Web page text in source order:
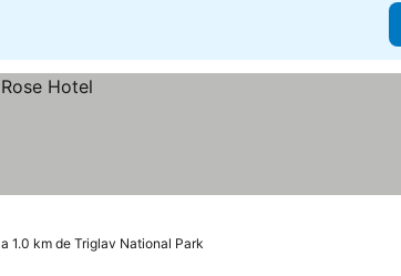
a 1.0 km de Triglav National Park